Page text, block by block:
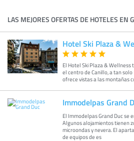
LAS MEJORES OFERTAS DE HOTELES EN
Hotel Ski Plaza &
El Hotel Ski Plaza & Wellness
el centro de Canillo, a tan
ofrece vistas a las montañas
Immodelpas Grand
El Immodelpas Grand Duc se
Algunos alojamientos tienen
microondas y nevera. El
de equipos de es